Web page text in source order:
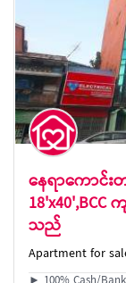
နေရာကောင်း
18'x40',BCC
သည်
Apartment for